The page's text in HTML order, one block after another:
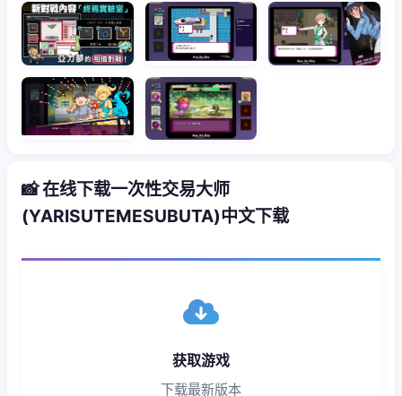
📸 在线下载一次性交易大师
(YARISUTEMESUBUTA)中文下载
获取游戏
下载最新版本